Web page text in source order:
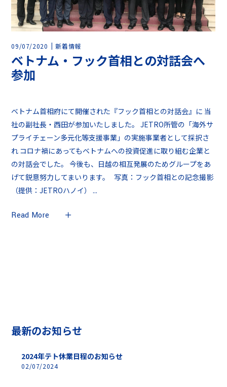
09/07/2020 新着情報
ベトナム・フック首相との対話会へ
参加
ベトナム首相府にて開催された『フック首相との対話会』に 当
社の副社長・西田が参加いたしました。 JETRO所管の「海外サ
プライチェーン多元化等支援事業」の実施事業者として採択さ
れ コロナ禍にあってもベトナムへの投資促進に取り組む企業と
の対話会でした。 今後も、日越の相互発展のためグループをあ
げて鋭意努力してまいります。 写真：フック首相との記念撮影
（提供：JETROハノイ）
Read More
最新のお知らせ
2024年テト休業日程のお知らせ
02/07/2024